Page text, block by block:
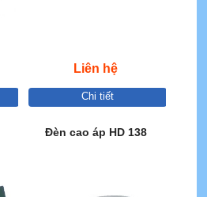
Liên hệ
Chi tiết
Đèn cao áp HD 138